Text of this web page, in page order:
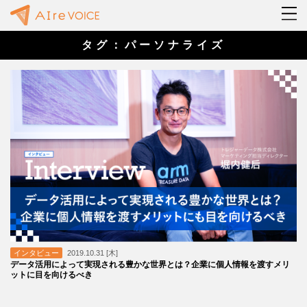
タグ：パーソナライズ
インタビュー 2019.10.31 [木]
データ活用によって実現される豊かな世界とは？企業に個人情報を渡すメリ
ットに目を向けるべき